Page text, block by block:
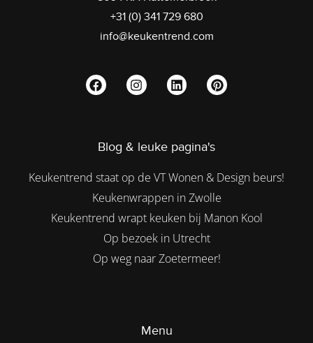
+31 (0) 341 729 680
info@keukentrend.com
Blog & leuke pagina's
Keukentrend staat op de VT Wonen & Design beurs!
Keukenwrappen in Zwolle
Keukentrend wrapt keuken bij Manon Kool
Op bezoek in Utrecht
Op weg naar Zoetermeer!
Menu